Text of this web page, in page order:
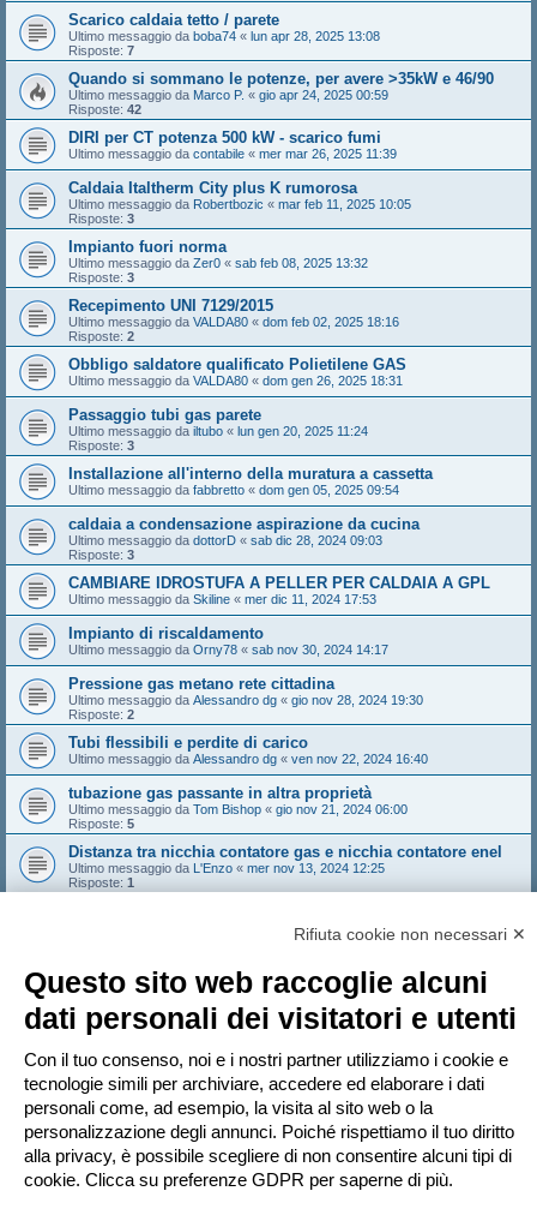
Scarico caldaia tetto / parete
Ultimo messaggio da boba74 « lun apr 28, 2025 13:08
Risposte: 7
Quando si sommano le potenze, per avere >35kW e 46/90
Ultimo messaggio da Marco P. « gio apr 24, 2025 00:59
Risposte: 42
DIRI per CT potenza 500 kW - scarico fumi
Ultimo messaggio da contabile « mer mar 26, 2025 11:39
Caldaia Italtherm City plus K rumorosa
Ultimo messaggio da Robertbozic « mar feb 11, 2025 10:05
Risposte: 3
Impianto fuori norma
Ultimo messaggio da Zer0 « sab feb 08, 2025 13:32
Risposte: 3
Recepimento UNI 7129/2015
Ultimo messaggio da VALDA80 « dom feb 02, 2025 18:16
Risposte: 2
Obbligo saldatore qualificato Polietilene GAS
Ultimo messaggio da VALDA80 « dom gen 26, 2025 18:31
Passaggio tubi gas parete
Ultimo messaggio da iltubo « lun gen 20, 2025 11:24
Risposte: 3
Installazione all'interno della muratura a cassetta
Ultimo messaggio da fabbretto « dom gen 05, 2025 09:54
caldaia a condensazione aspirazione da cucina
Ultimo messaggio da dottorD « sab dic 28, 2024 09:03
Risposte: 3
CAMBIARE IDROSTUFA A PELLER PER CALDAIA A GPL
Ultimo messaggio da Skiline « mer dic 11, 2024 17:53
Impianto di riscaldamento
Ultimo messaggio da Orny78 « sab nov 30, 2024 14:17
Pressione gas metano rete cittadina
Ultimo messaggio da Alessandro dg « gio nov 28, 2024 19:30
Risposte: 2
Tubi flessibili e perdite di carico
Ultimo messaggio da Alessandro dg « ven nov 22, 2024 16:40
tubazione gas passante in altra proprietà
Ultimo messaggio da Tom Bishop « gio nov 21, 2024 06:00
Risposte: 5
Distanza tra nicchia contatore gas e nicchia contatore enel
Ultimo messaggio da L'Enzo « mer nov 13, 2024 12:25
Risposte: 1
mar nov 12, 2024 11:38
Nuovo argomento
1544 argomenti Pagina 1 di31
1 2 3 4 5 … 31 Prossimo
Vai a
PERMESSI FORUM
Non puoiaprire nuovi argomenti
Non puoirispondere negli argomenti
Non puoimodificare i tuoi messaggi
Non puoicancellare i tuoi messaggi
Rifiuta cookie non necessari ✕
Questo sito web raccoglie alcuni
dati personali dei visitatori e utenti
Con il tuo consenso, noi e i nostri partner utilizziamo i cookie e
tecnologie simili per archiviare, accedere ed elaborare i dati
personali come, ad esempio, la visita al sito web o la
personalizzazione degli annunci. Poiché rispettiamo il tuo diritto
alla privacy, è possibile scegliere di non consentire alcuni tipi di
cookie. Clicca su preferenze GDPR per saperne di più.